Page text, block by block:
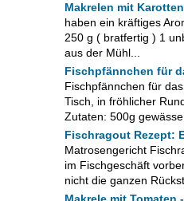
Makrelen mit
haben ein kräftiges
250 g ( bratfertig ) 1
aus der Mühl...
Fischpfännchen für
Fischpfännchen für
Tisch, in fröhlicher
Zutaten: 500g
Fischragout Rezept:
Matrosengericht
im Fischgeschäft
nicht die ganzen